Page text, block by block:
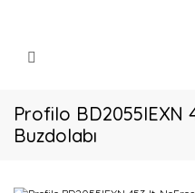
Profilo BD2055IEXN
Buzdolabı